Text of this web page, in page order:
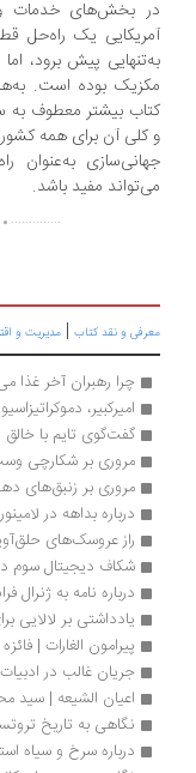
بخش‌های خدمات و
یک راه‌حل قطعی
پیش برود، اما
بوده است. به‌هرحال
بیشتر معطوف به
آن برای همه
به‌عنوان راه‌حلی
مفید باشد.
...............
و نقد کتاب|مدیریت و اقتصاد|
چرا رهبران آخر غذا می‌خورند
امیرکبیر،
گفت‌گوی تایم با خالق
مروری بر شکارچی وست‌لیک
مروری بر زنبق‌های دهه
درباره بداهه در لامینور |
راز عروسک‌های حلق‌آویز شده
شکاف دیجیتال سوم در
درباره نامه به ژنرال فرانکو
یادداشتی بر لالایی برای
پیرامون الغارات | فائزه
جریان غالب در ادبیات
اعیان الشیعه | سید محسن
نگاهی به تاریخ تروتسکیسم
درباره سرخ و سیاه استاندال